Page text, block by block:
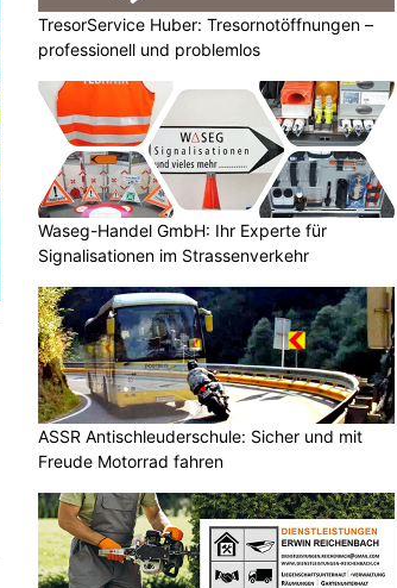
TresorService Huber: Tresornotöffnungen –
professionell und problemlos
Waseg-Handel GmbH: Ihr Experte für
Signalisationen im Strassenverkehr
ASSR Antischleuderschule: Sicher und mit
Freude Motorrad fahren